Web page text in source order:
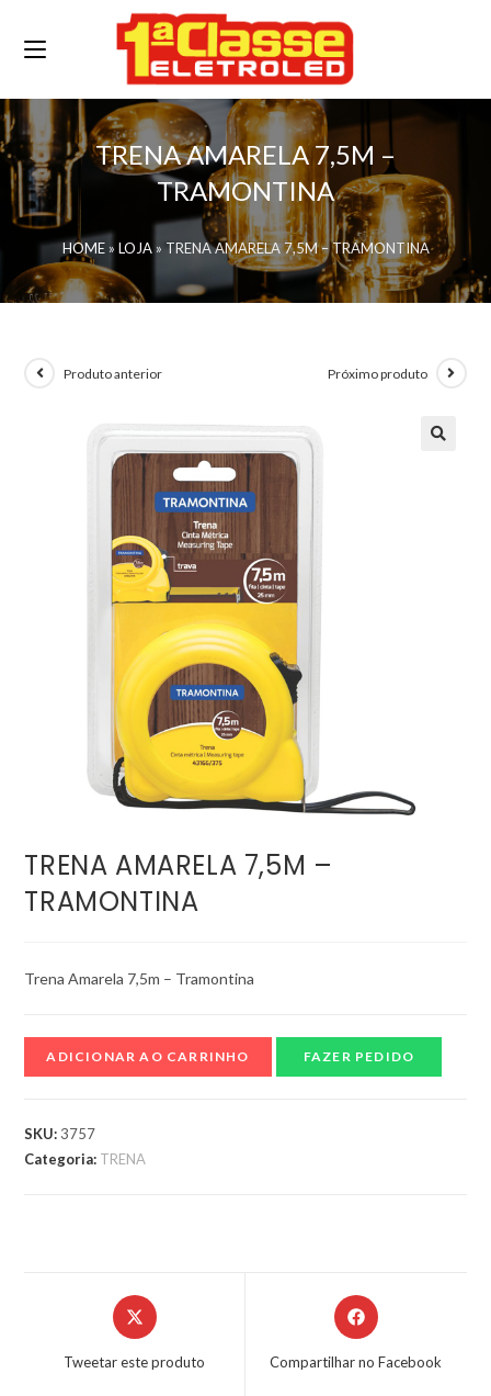
TRENA AMARELA 7,5M –
TRAMONTINA
HOME» LOJA» TRENA AMARELA 7,5M – TRAMONTINA
Produto anterior Próximo produto
TRENA AMARELA 7,5M –
TRAMONTINA
Trena Amarela 7,5m – Tramontina
ADICIONAR AO CARRINHO FAZER PEDIDO
SKU: 3757
Categoria: TRENA
Tweetar este produto Compartilhar no Facebook